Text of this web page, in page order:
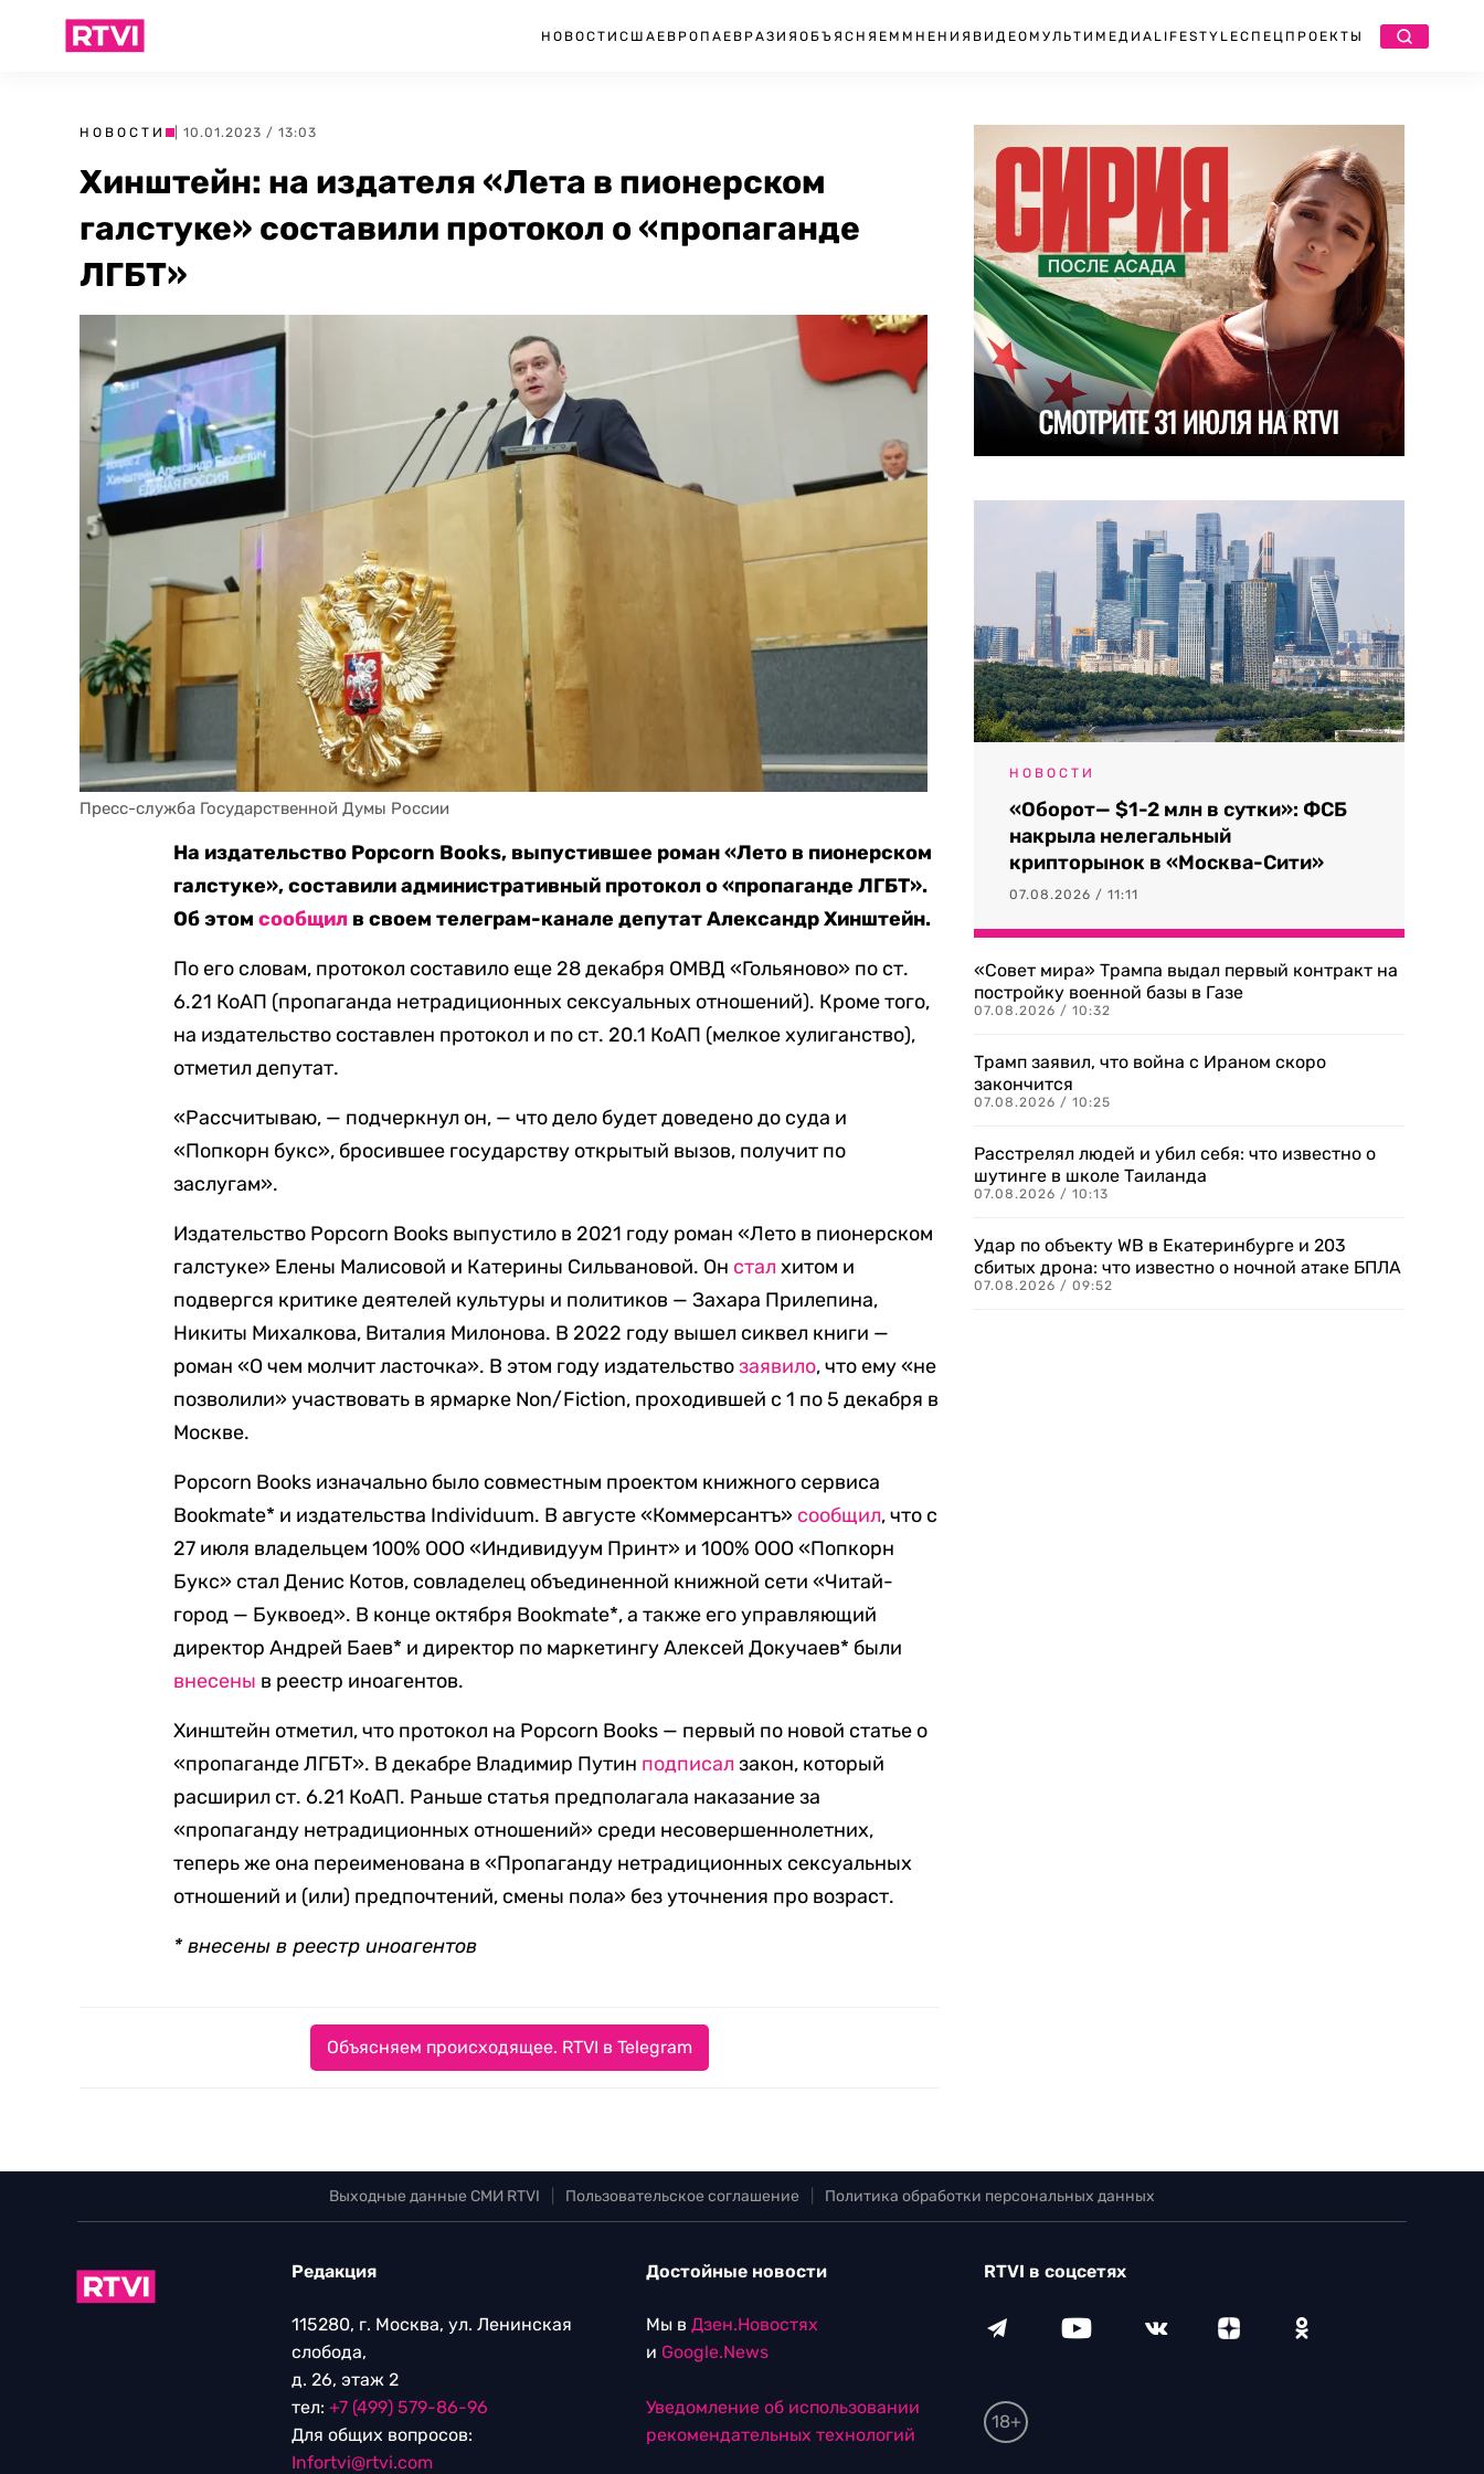
НОВОСТИ США ЕВРОПА ЕВРАЗИЯ ОБЪЯСНЯЕМ МНЕНИЯ ВИДЕО МУЛЬТИМЕДИА LIFESTYLEСПЕЦПРОЕКТЫ
НОВОСТИ | 10.01.2023 / 13:03
Хинштейн: на издателя «Лета в пионерском
галстуке» составили протокол о «пропаганде
ЛГБТ»
Пресс-служба Государственной Думы России
На издательство Popcorn Books, выпустившее роман «Лето в пионерском
галстуке», составили административный протокол о «пропаганде ЛГБТ».
Об этомсообщил в своем телеграм-канале депутат Александр Хинштейн.
По его словам, протокол составило еще 28 декабря ОМВД «Гольяново» по ст.
6.21 КоАП (пропаганда нетрадиционных сексуальных отношений). Кроме того,
на издательство составлен протокол и по ст. 20.1 КоАП (мелкое хулиганство),
отметил депутат.
«Рассчитываю, — подчеркнул он, — что дело будет доведено до суда и
«Попкорн букс», бросившее государству открытый вызов, получит по
заслугам».
Издательство Popcorn Books выпустило в 2021 году роман «Лето в пионерском
галстуке» Елены Малисовой и Катерины Сильвановой. Он стал хитом и
подвергся критике деятелей культуры и политиков — Захара Прилепина,
Никиты Михалкова, Виталия Милонова. В 2022 году вышел сиквел книги —
роман «О чем молчит ласточка». В этом году издательствозаявило, что ему «не
позволили» участвовать в ярмарке Non/Fiction, проходившей с 1 по 5 декабря в
Москве.
Popcorn Books изначально было совместным проектом книжного сервиса
Bookmate* и издательства Individuum. В августе «Коммерсантъ» сообщил, что с
27 июля владельцем 100% ООО «Индивидуум Принт» и 100% ООО «Попкорн
Букс» стал Денис Котов, совладелец объединенной книжной сети «Читай-
город — Буквоед». В конце октября Bookmate*, а также его управляющий
директор Андрей Баев* и директор по маркетингу Алексей Докучаев* были
внесены в реестр иноагентов.
Хинштейн отметил, что протокол на Popcorn Books — первый по новой статье о
«пропаганде ЛГБТ». В декабре Владимир Путин подписал закон, который
расширил ст. 6.21 КоАП. Раньше статья предполагала наказание за
«пропаганду нетрадиционных отношений» среди несовершеннолетних,
теперь же она переименована в «Пропаганду нетрадиционных сексуальных
отношений и (или) предпочтений, смены пола» без уточнения про возраст.
* внесены в реестр иноагентов
Объясняем происходящее. RTVI в Telegram
НОВОСТИ
«Оборот— $1-2 млн в сутки»: ФСБ
накрыла нелегальный
крипторынок в «Москва-Сити»
07.08.2026 / 11:11
«Совет мира» Трампа выдал первый контракт на
постройку военной базы в Газе
07.08.2026 / 10:32
Трамп заявил, что война с Ираном скоро
закончится
07.08.2026 / 10:25
Расстрелял людей и убил себя: что известно о
шутинге в школе Таиланда
07.08.2026 / 10:13
Удар по объекту WB в Екатеринбурге и 203
сбитых дрона: что известно о ночной атаке БПЛА
07.08.2026 / 09:52
Выходные данные СМИ RTVI Пользовательское соглашение Политика обработки персональных данных
Редакция
115280, г. Москва, ул. Ленинская
слобода,
д. 26, этаж 2
тел: +7 (499) 579-86-96
Для общих вопросов:
Infortvi@rtvi.com
Достойные новости
Мы в Дзен.Новостях
и Google.News
Уведомление об использовании
рекомендательных технологий
RTVI в соцсетях
18+